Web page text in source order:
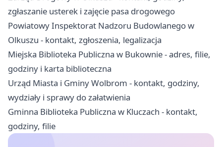
zgłaszanie usterek i zajęcie pasa drogowego
Powiatowy Inspektorat Nadzoru Budowlanego w
Olkuszu - kontakt, zgłoszenia, legalizacja
Miejska Biblioteka Publiczna w Bukownie - adres, filie,
godziny i karta biblioteczna
Urząd Miasta i Gminy Wolbrom - kontakt, godziny,
wydziały i sprawy do załatwienia
Gminna Biblioteka Publiczna w Kluczach - kontakt,
godziny, filie